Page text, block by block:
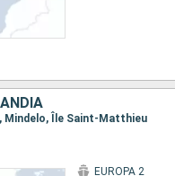
Mindelo, Île Saint-Matthieu
EUROPA 2